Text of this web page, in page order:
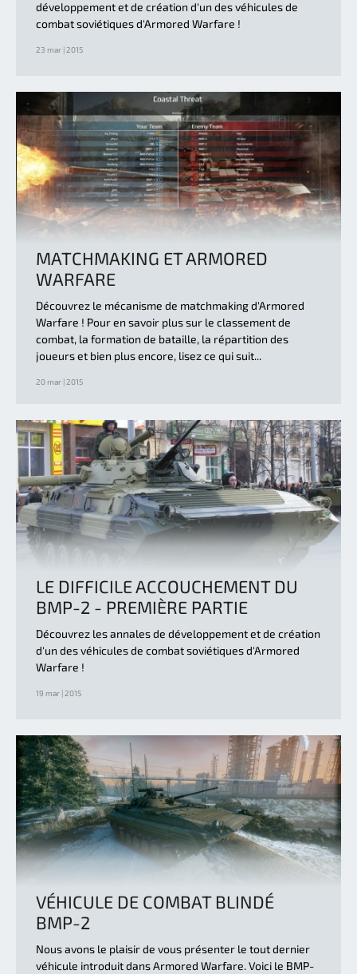
développement et de création d'un des véhicules de
combat soviétiques d'Armored Warfare !
23 mar | 2015
MATCHMAKING ET ARMORED
WARFARE
Découvrez le mécanisme de matchmaking d'Armored
Warfare ! Pour en savoir plus sur le classement de
combat, la formation de bataille, la répartition des
joueurs et bien plus encore, lisez ce qui suit...
20 mar | 2015
LE DIFFICILE ACCOUCHEMENT DU
BMP-2 - PREMIÈRE PARTIE
Découvrez les annales de développement et de création
d'un des véhicules de combat soviétiques d'Armored
Warfare !
19 mar | 2015
VÉHICULE DE COMBAT BLINDÉ
BMP-2
Nous avons le plaisir de vous présenter le tout dernier
véhicule introduit dans Armored Warfare. Voici le BMP-